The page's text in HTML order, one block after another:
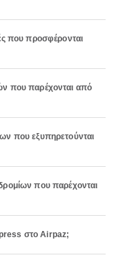
που προσφέρονται
που παρέχονται από
που εξυπηρετούνται
που παρέχονται
στο Airpaz;